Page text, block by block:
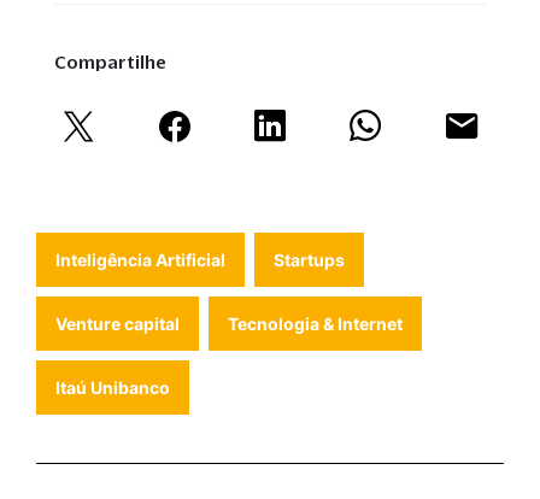
Compartilhe
Inteligência Artificial Startups
Venture capital Tecnologia & Internet
Itaú Unibanco